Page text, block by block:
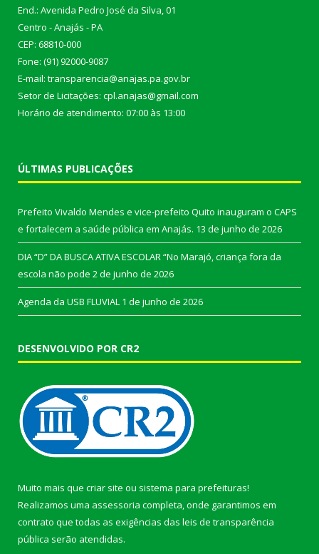
End.: Avenida Pedro José da Silva, 01
Centro - Anajás - PA
CEP: 68810-000
Fone: (91) 92000-9087
E-mail: transparencia@anajas.pa.gov.br
Setor de Licitações: cpl.anajas@gmail.com
Horário de atendimento: 07:00 às 13:00
ÚLTIMAS PUBLICAÇÕES
Prefeito Vivaldo Mendes e vice-prefeito Quito inauguram o CAPS
e fortalecem a saúde pública em Anajás. 13 de junho de 2026
DIA “D” DA BUSCA ATIVA ESCOLAR “No Marajó, criança fora da
escola não pode 2 de junho de 2026
Agenda da USB FLUVIAL 1 de junho de 2026
DESENVOLVIDO POR CR2
Muito mais que criar site ou sistema para prefeituras!
Realizamos uma assessoria completa, onde garantimos em
contrato que todas as exigências das leis de transparência
pública serão atendidas.